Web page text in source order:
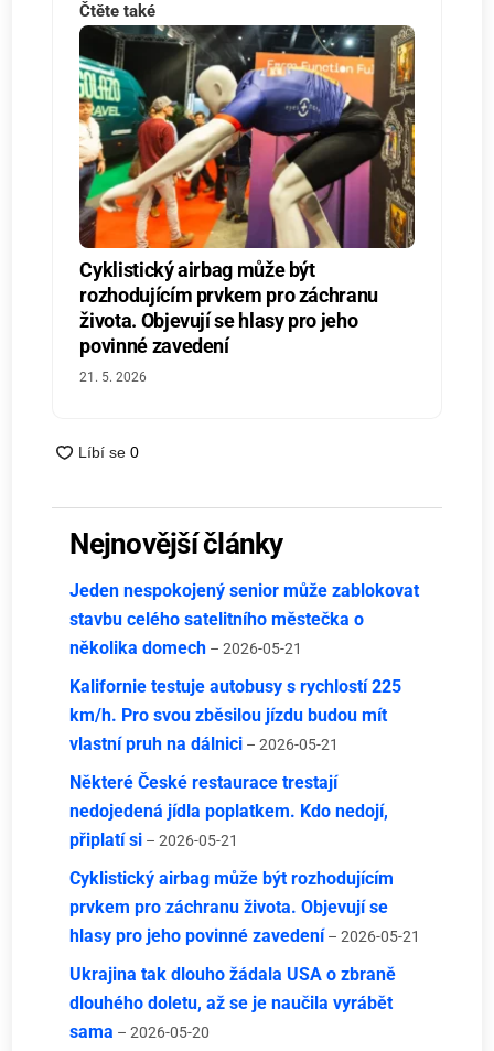
Čtěte také
Cyklistický airbag může být
rozhodujícím prvkem pro záchranu
života. Objevují se hlasy pro jeho
povinné zavedení
21. 5. 2026
Nejnovější články
Jeden nespokojený senior může zablokovat
stavbu celého satelitního městečka o
několika domech – 2026-05-21
Kalifornie testuje autobusy s rychlostí 225
km/h. Pro svou zběsilou jízdu budou mít
vlastní pruh na dálnici – 2026-05-21
Některé České restaurace trestají
nedojedená jídla poplatkem. Kdo nedojí,
připlatí si – 2026-05-21
Cyklistický airbag může být rozhodujícím
prvkem pro záchranu života. Objevují se
hlasy pro jeho povinné zavedení – 2026-05-21
Ukrajina tak dlouho žádala USA o zbraně
dlouhého doletu, až se je naučila vyrábět
sama – 2026-05-20